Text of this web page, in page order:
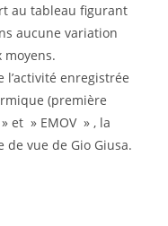
au tableau figurant
aucune variation
enregistrée
(première
et » EMOV » , la
vue de Gio Giusa.